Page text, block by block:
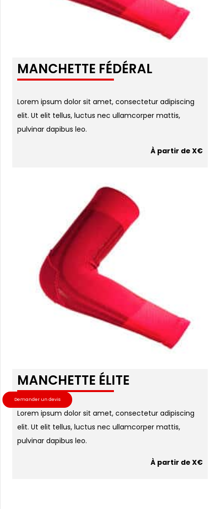
MANCHETTE FÉDÉRAL
Lorem ipsum dolor sit amet, consectetur adipiscing
elit. Ut elit tellus, luctus nec ullamcorper mattis,
pulvinar dapibus leo.
À partir de X€
MANCHETTE ÉLITE
Lorem ipsum dolor sit amet, consectetur adipiscing
elit. Ut elit tellus, luctus nec ullamcorper mattis,
pulvinar dapibus leo.
À partir de X€
Demander un devis